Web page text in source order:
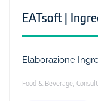
EATsoft |
Elaborazione
Food & Beverage,